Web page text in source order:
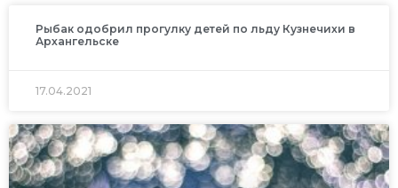
Рыбак одобрил прогулку детей по льду Кузнечихи в
Архангельске
17.04.2021